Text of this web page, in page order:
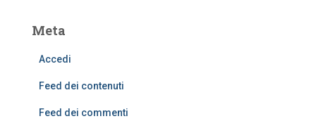
Meta
Accedi
Feed dei contenuti
Feed dei commenti